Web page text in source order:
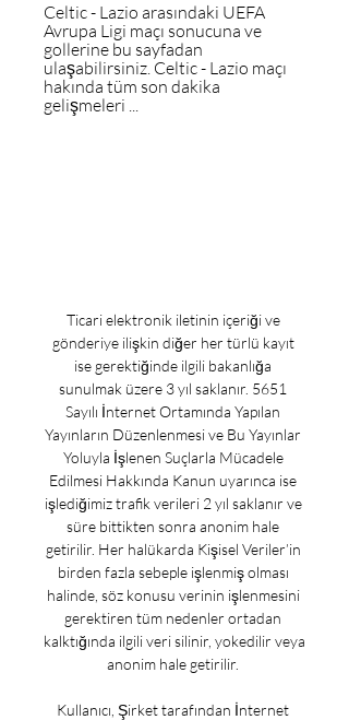
Celtic - Lazio arasındaki UEFA
Avrupa Ligi maçı sonucuna ve
gollerine bu sayfadan
ulaşabilirsiniz. Celtic - Lazio maçı
hakında tüm son dakika
gelişmeleri ...
Ticari elektronik iletinin içeriği ve
gönderiye ilişkin diğer her türlü kayıt
ise gerektiğinde ilgili bakanlığa
sunulmak üzere 3 yıl saklanır. 5651
Sayılı İnternet Ortamında Yapılan
Yayınların Düzenlenmesi ve Bu Yayınlar
Yoluyla İşlenen Suçlarla Mücadele
Edilmesi Hakkında Kanun uyarınca ise
işlediğimiz trafik verileri 2 yıl saklanır ve
süre bittikten sonra anonim hale
getirilir. Her halükarda Kişisel Veriler’in
birden fazla sebeple işlenmiş olması
halinde, söz konusu verinin işlenmesini
gerektiren tüm nedenler ortadan
kalktığında ilgili veri silinir, yokedilir veya
anonim hale getirilir.
Kullanıcı, Şirket tarafından İnternet